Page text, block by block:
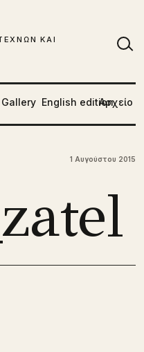
ΚΑΙ
Gallery English editionΑρχείο
1 Αυγούστου 2015